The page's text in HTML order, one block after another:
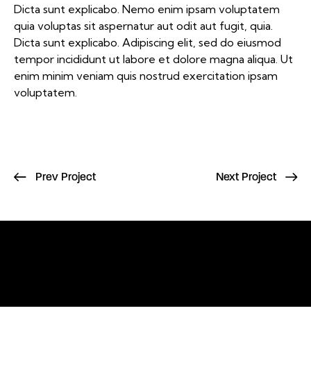
Dicta sunt explicabo. Nemo enim ipsam voluptatem
quia voluptas sit aspernatur aut odit aut fugit, quia.
Dicta sunt explicabo. Adipiscing elit, sed do eiusmod
tempor incididunt ut labore et dolore magna aliqua. Ut
enim minim veniam quis nostrud exercitation ipsam
voluptatem.
Prev Project Next Project